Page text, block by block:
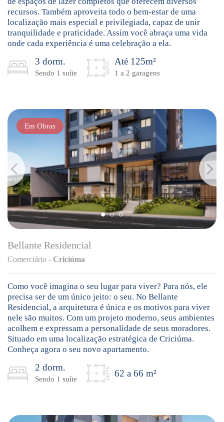
recursos. Também aproveita todo o bem-estar de uma
localização mais especial e privilegiada, capaz de unir
tranquilidade e praticidade. Assim você abraça uma vida
onde cada experiência é uma celebração a ela.
3 dorm.
Sendo 1 suíte
Até 125m²
1 a 2 garagens
Em Obras
Bellante Residencial
Comerciário - Criciúma
Como você imagina o seu lugar para viver? Para nós, ele
precisa ser de um único jeito: o seu. No Bellante
Residencial, a arquitetura é única e os motivos para viver
nele são muitos. Com um projeto moderno, seus ambientes
acolhem e expressam a personalidade de seus moradores.
Situado em uma localização estratégica de Criciúma.
Conheça agora o seu novo apartamento.
2 dorm.
Sendo 1 suíte
62 a 66 m²